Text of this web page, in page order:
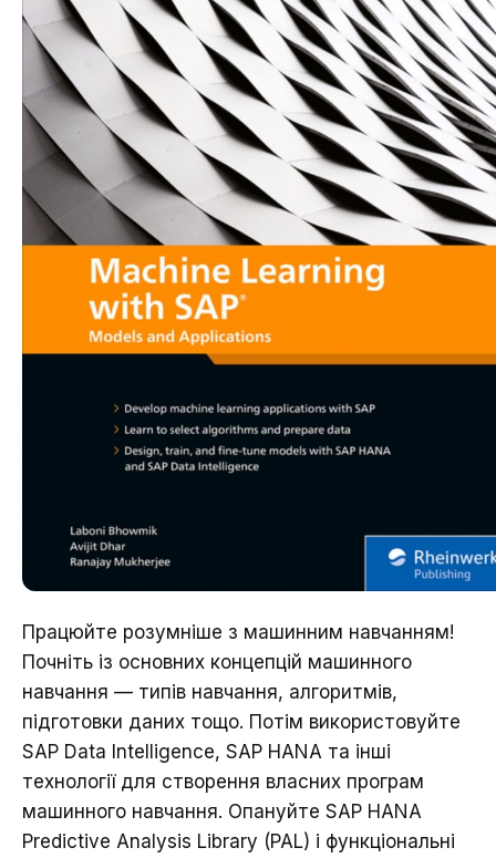
Працюйте розумніше з машинним навчанням!
Почніть із основних концепцій машинного
навчання — типів навчання, алгоритмів,
підготовки даних тощо. Потім використовуйте
SAP Data Intelligence, SAP HANA та інші
технології для створення власних програм
машинного навчання. Опануйте SAP HANA
Predictive Analysis Library (PAL) і функціональні